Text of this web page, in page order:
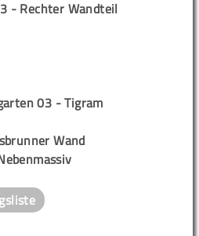
- Rechter Wandteil
03 - Tigram
Wand